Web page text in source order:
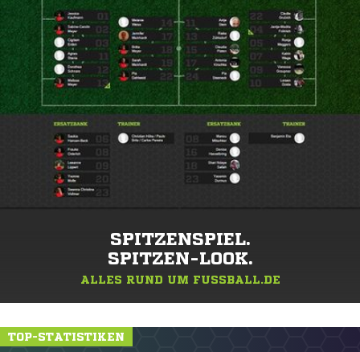
SPITZENSPIEL.
SPITZEN-LOOK.
ALLES RUND UM FUSSBALL.DE
TOP-STATISTIKEN